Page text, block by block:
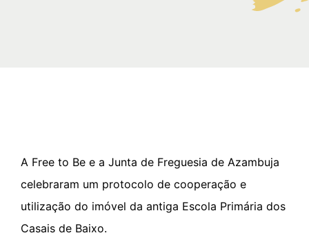
A Free to Be e a Junta de Freguesia de Azambuja
celebraram um protocolo de cooperação e
utilização do imóvel da antiga Escola Primária dos
Casais de Baixo.